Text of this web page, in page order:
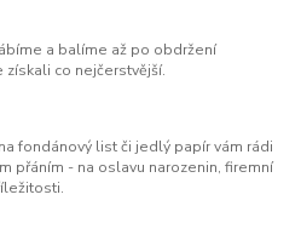
a balíme až po obdržení
získali co nejčerstvější.
fondánový list či jedlý papír vám rádi
přáním - na oslavu narozenin, firemní